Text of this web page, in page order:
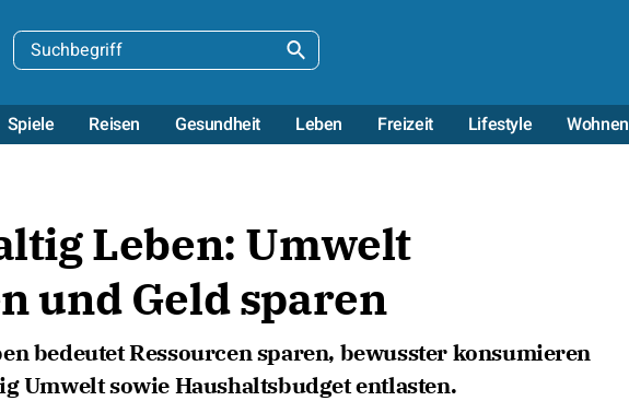
Spiele Reisen Gesundheit Leben Freizeit Lifestyle Wohnen
Leben: Umwelt
und Geld sparen
bedeutet Ressourcen sparen, bewusster konsumieren
Umwelt sowie Haushaltsbudget entlasten.